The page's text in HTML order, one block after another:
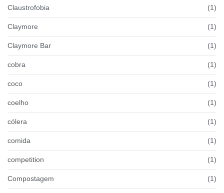
Claustrofobia (1)
Claymore (1)
Claymore Bar (1)
cobra (1)
coco (1)
coelho (1)
cólera (1)
comida (1)
competition (1)
Compostagem (1)